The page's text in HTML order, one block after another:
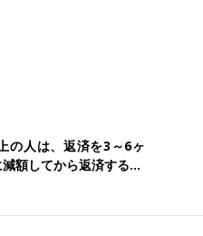
の人は、返済を3～6ヶ
額してから返済する...